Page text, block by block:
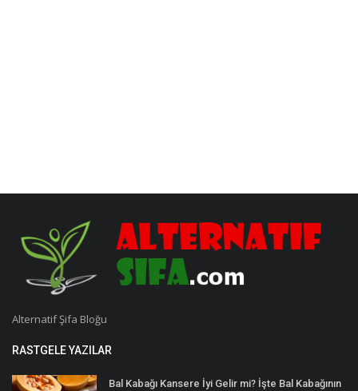
Alternatif Şifa Bloğu
RASTGELE YAZILAR
Bal Kabağı Kansere İyi Gelir mi? İşte Bal Kabağının